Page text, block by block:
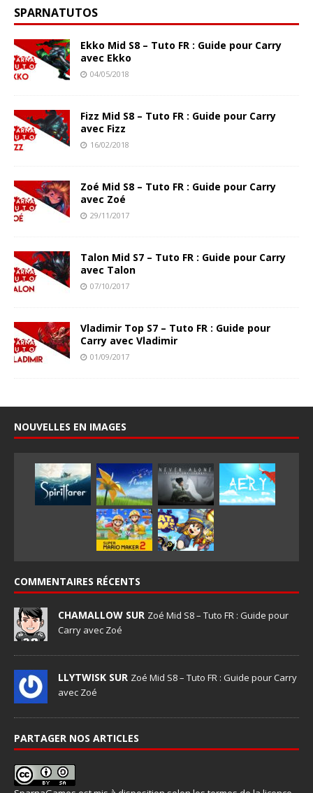
SPARNATUTOS
Ekko Mid S8 – Tuto FR : Guide pour Carry
avec Ekko
04/05/2018
Fizz Mid S8 – Tuto FR : Guide pour Carry
avec Fizz
16/02/2018
Zoé Mid S8 – Tuto FR : Guide pour Carry
avec Zoé
29/11/2017
Talon Mid S7 – Tuto FR : Guide pour Carry
avec Talon
07/10/2017
Vladimir Top S7 – Tuto FR : Guide pour
Carry avec Vladimir
01/09/2017
NOUVELLES EN IMAGES
COMMENTAIRES RÉCENTS
CHAMALLOW SUR Zoé Mid S8 – Tuto FR : Guide pour
Carry avec Zoé
LLYTWISK SUR Zoé Mid S8 – Tuto FR : Guide pour Carry
avec Zoé
PARTAGER NOS ARTICLES